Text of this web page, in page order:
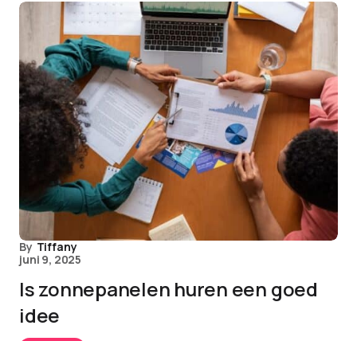
By Tiffany
juni 9, 2025
Is zonnepanelen huren een goed
idee